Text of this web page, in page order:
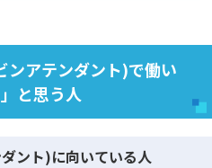
ンアテンダント)で働い
と思う人
ント)に向いている人